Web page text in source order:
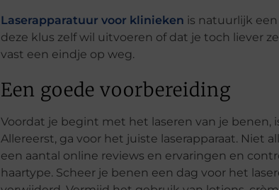
Laserapparatuur voor klinieken is natuurlijk
deze klus zelf wil uitvoeren of dat je toch liever
vast een eindje op weg.
Een goede voorbereiding
Voordat je begint met het laseren van je benen,
Allereerst, ga voor het juiste laserapparaat. Niet
een aantal online reviews en ervaringen en
haartype. Scheer je benen een dag voor het